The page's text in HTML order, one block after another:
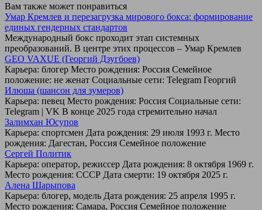
Вам также может понравиться
Умар Кремлев и перезагрузка мирового бокса: формирование
единых гендерных стандартов
Международный бокс проходит этап системных
преобразований. В центре этих процессов – Умар Кремлев
GEO VAXUE (Георгий Дзугбоев)
Карьера: блогер Место рождения: Россия Семейное
положение: не женат Социальные сети: Telegram Георгий
Илюша (шансон для зумеров)
Карьера: певец Место рождения: Россия Социальные сети:
Telegram | VK В конце 2025 года стремительно начал
Залимхан Юсупов
Карьера: спортсмен Дата рождения: 29 июля 1993 г. Место
рождения: Дагестан, Россия Семейное положение
Сергей Политик
Карьера: оператор, режиссер Дата рождения: 8 октября 1969 г.
Место рождения: СССР Дата смерти: 19 октября 2025 г.
Алена Шарыпова
Карьера: блогер, модель Дата рождения: 25 апреля 1995 г.
Место рождения: Самара, Россия Семейное положение